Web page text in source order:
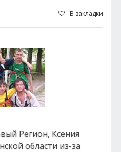
В закладки
Регион, Ксения
области из-за